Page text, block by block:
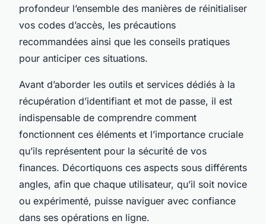
profondeur l’ensemble des manières de réinitialiser
vos codes d’accès, les précautions
recommandées ainsi que les conseils pratiques
pour anticiper ces situations.
Avant d’aborder les outils et services dédiés à la
récupération d’identifiant et mot de passe, il est
indispensable de comprendre comment
fonctionnent ces éléments et l’importance cruciale
qu’ils représentent pour la sécurité de vos
finances. Décortiquons ces aspects sous différents
angles, afin que chaque utilisateur, qu’il soit novice
ou expérimenté, puisse naviguer avec confiance
dans ses opérations en ligne.